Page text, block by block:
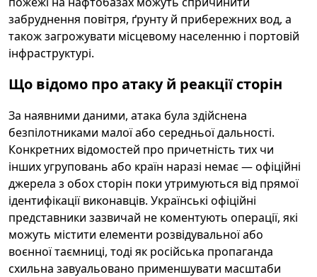
забруднення повітря, ґрунту й прибережних вод, а
також загрожувати місцевому населенню і портовій
інфраструктурі.
Що відомо про атаку й реакції сторін
За наявними даними, атака була здійснена
безпілотниками малої або середньої дальності.
Конкретних відомостей про причетність тих чи
інших угруповань або країн наразі немає — офіційні
джерела з обох сторін поки утримуються від прямої
ідентифікації виконавців. Українські офіційні
представники зазвичай не коментують операції, які
можуть містити елементи розвідувальної або
воєнної таємниці, тоді як російська пропаганда
схильна завуальовано применшувати масштаби